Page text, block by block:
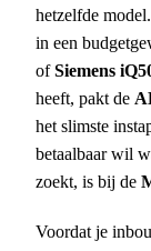
hetzelfde
in een
ofSiemens
heeft, pakt de
het slimste
betaalbaar wil
zoekt, is bij de
Voordat je